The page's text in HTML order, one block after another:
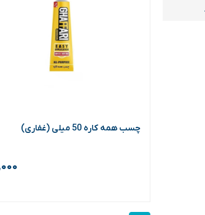
چسب همه کاره 50 میلی (غفاری)